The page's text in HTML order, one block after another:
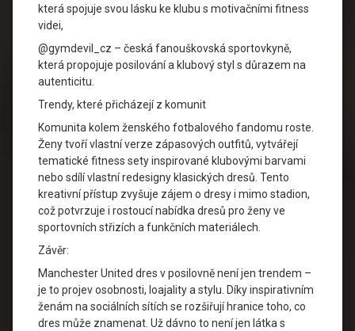
která spojuje svou lásku ke klubu s motivačními fitness
videi,
@gymdevil_cz – česká fanouškovská sportovkyně,
která propojuje posilování a klubový styl s důrazem na
autenticitu.
Trendy, které přicházejí z komunit
Komunita kolem ženského fotbalového fandomu roste.
Ženy tvoří vlastní verze zápasových outfitů, vytvářejí
tematické fitness sety inspirované klubovými barvami
nebo sdílí vlastní redesigny klasických dresů. Tento
kreativní přístup zvyšuje zájem o dresy i mimo stadion,
což potvrzuje i rostoucí nabídka dresů pro ženy ve
sportovních střizích a funkčních materiálech.
Závěr:
Manchester United dres v posilovně není jen trendem –
je to projev osobnosti, loajality a stylu. Díky inspirativním
ženám na sociálních sítích se rozšiřují hranice toho, co
dres může znamenat. Už dávno to není jen látka s